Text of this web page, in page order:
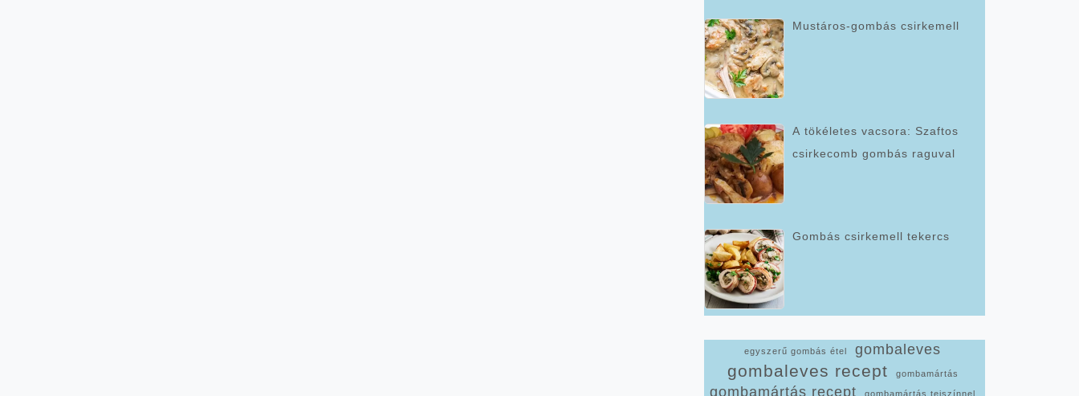
Mustáros-gombás csirkemell
A tökéletes vacsora: Szaftos
csirkecomb gombás raguval
Gombás csirkemell tekercs
egyszerű gombás étel gombaleves
gombaleves recept gombamártás
gombamártás recept gombamártás tejszínnel